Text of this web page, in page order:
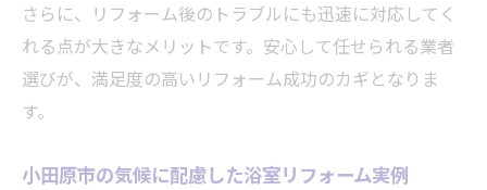
指定工事店が提案する段差解消の浴室改修
高齢者にやさしい浴室リフォームのポイン
ン
さらに、リフォーム後のトラブルにも迅速に対応してく
れる点が大きなメリットです。安心して任せられる業者
選びが、満足度の高いリフォーム成功のカギとなりま
す。
小田原市の気候に配慮した浴室リフォーム実例